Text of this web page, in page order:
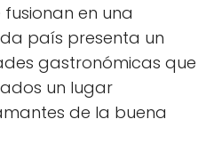
en una
país presenta un
gastronómicas que
un lugar
de la buena